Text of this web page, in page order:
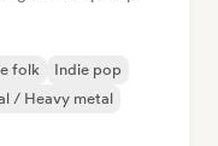
folk
Indie pop
/ Heavy metal